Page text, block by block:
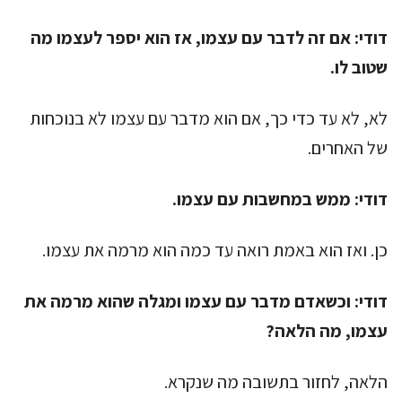
דודי:אם זה לדבר עם עצמו, אז הוא יספר לעצמו מה
שטוב לו.
לא, לא עד כדי כך, אם הוא מדבר עם עצמו לא בנוכחות
של האחרים.
דודי: ממש במחשבות עם עצמו.
כן. ואז הוא באמת רואה עד כמה הוא מרמה את עצמו.
דודי: וכשאדם מדבר עם עצמו ומגלה שהוא מרמה את
עצמו, מה הלאה?
הלאה, לחזור בתשובה מה שנקרא.